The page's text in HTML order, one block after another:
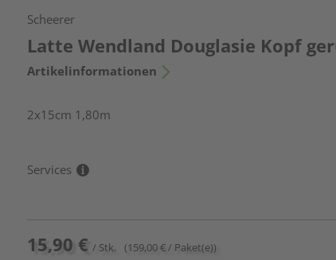
Scheerer
Latte Wendland Douglasie Kopf
Artikelinformationen
2x15cm 1,80m
Services
15,90 € / Stk. (159,00 € / Paket(e))